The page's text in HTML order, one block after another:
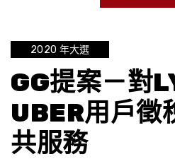
2020 年大選
GG提案－對
UBER用戶徵
共服務